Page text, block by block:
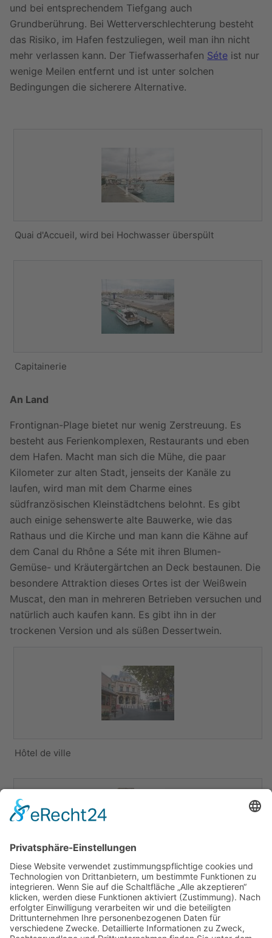
und bei entsprechendem Tiefgang auch
Grundberührung. Bei Wetterverschlechterung besteht
das Risiko, im Hafen festzuliegen, weil man ihn nicht
mehr verlassen kann. Der Tiefwasserhafen Séte ist nur
wenige Meilen entfernt und ist unter solchen
Bedingungen die sicherere Alternative.
Quai d'Accueil, wird bei Hochwasser überspült
Capitainerie
An Land
Frontignan-Plage bietet nur wenig Zerstreuung. Es
besteht aus Ferienkomplexen, Restaurants und eben
dem Hafen. Macht man sich die Mühe, die paar
Kilometer zur alten Stadt, jenseits der Kanäle zu
laufen, wird man mit dem Charme eines
südfranzösischen Kleinstädtchens belohnt. Es gibt
auch einige sehenswerte alte Bauwerke, wie das
Rathaus und die Kirche und man kann die Kähne auf
dem Canal du Rhône a Séte mit ihren Blumen-
Gemüse- und Kräutergärtchen an Deck bestaunen. Die
besondere Attraktion dieses Ortes ist der Weißwein
Muscat, den man in mehreren Betrieben versuchen und
natürlich auch kaufen kann. Es gibt ihn in der
trockenen Version und als süßen Dessertwein.
Hôtel de ville
Eglise St. Paul